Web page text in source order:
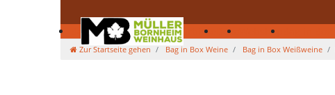
Bag in Box WeineSäfteKürbisse Deko Webshop
Zur Startseite gehen Bag in Box Weine Bag in Box Weißweine